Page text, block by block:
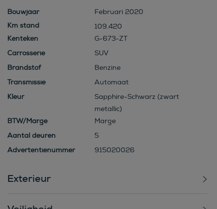
Bouwjaar
Februari 2020
109.420
Kenteken
G-673-ZT
Carrosserie
SUV
Brandstof
Benzine
Transmissie
Automaat
Kleur
Sapphire-Schwarz (zwart
metallic)
BTW/Marge
Marge
Aantal deuren
5
Advertentienummer
915020026
Exterieur